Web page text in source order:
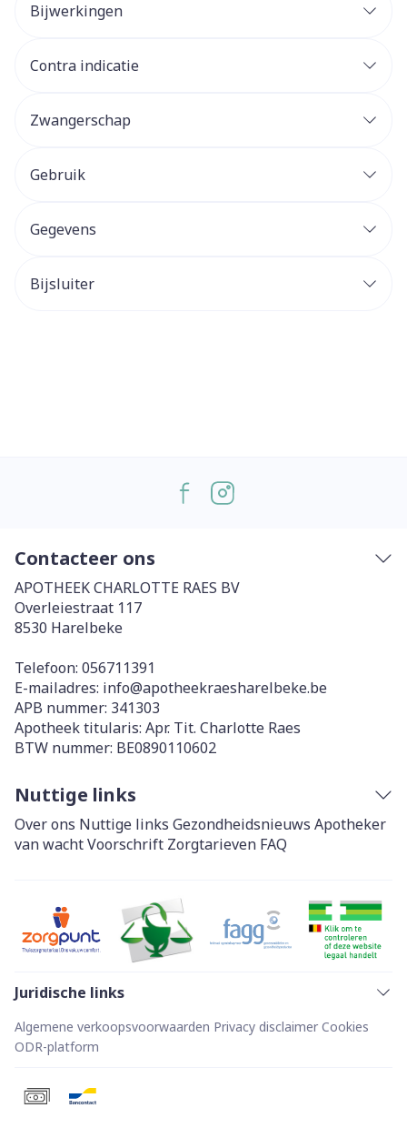
Bijwerkingen
Contra indicatie
Zwangerschap
Gebruik
Gegevens
Bijsluiter
Contacteer ons
APOTHEEK CHARLOTTE RAES BV
Overleiestraat 117
8530 Harelbeke
Telefoon: 056711391
E-mailadres: info@apotheekraesharelbeke.be
APB nummer: 341303
Apotheek titularis: Apr. Tit. Charlotte Raes
BTW nummer: BE0890110602
Nuttige links
Over ons Nuttige links Gezondheidsnieuws Apotheker
van wachtVoorschrift Zorgtarieven FAQ
Juridische links
Algemene verkoopsvoorwaarden Privacy disclaimer Cookies
ODR-platform